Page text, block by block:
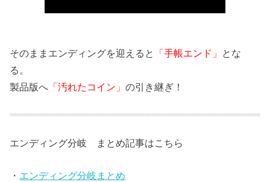
そのままエンディングを迎えると 「手帳エンド」 とな
る。
製品版へ 「汚れたコイン」の引き継ぎ！
エンディング分岐 まとめ記事はこちら
・ エンディング分岐まとめ